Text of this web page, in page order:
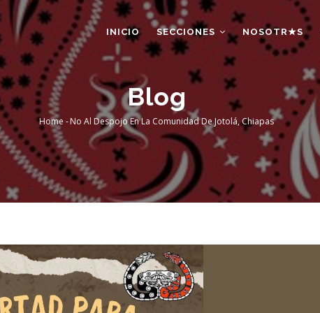
INICIO SECCIONES NOSOTR★S
Blog
Breadcrumb
Home -No Al Despojo En La Comunidad De Jotolá, Chiapas